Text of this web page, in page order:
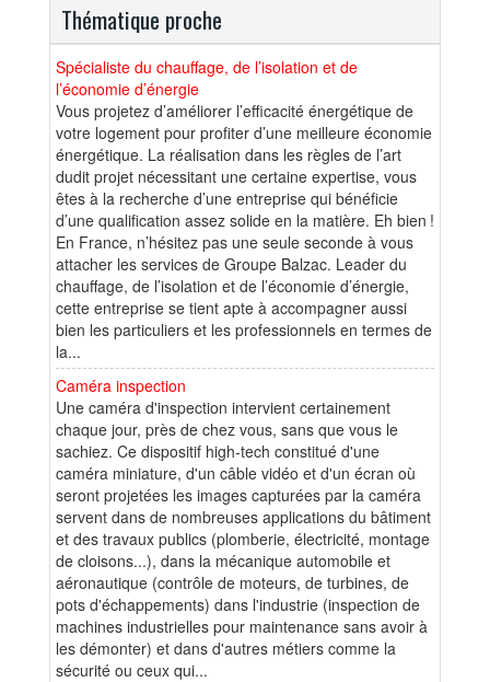
Thématique proche
Spécialiste du chauffage, de l’isolation et de
l’économie d’énergie
Vous projetez d’améliorer l’efficacité énergétique de
votre logement pour profiter d’une meilleure économie
énergétique. La réalisation dans les règles de l’art
dudit projet nécessitant une certaine expertise, vous
êtes à la recherche d’une entreprise qui bénéficie
d’une qualification assez solide en la matière. Eh bien !
En France, n’hésitez pas une seule seconde à vous
attacher les services de Groupe Balzac. Leader du
chauffage, de l’isolation et de l’économie d’énergie,
cette entreprise se tient apte à accompagner aussi
bien les particuliers et les professionnels en termes de
la...
Caméra inspection
Une caméra d'inspection intervient certainement
chaque jour, près de chez vous, sans que vous le
sachiez. Ce dispositif high-tech constitué d'une
caméra miniature, d'un câble vidéo et d'un écran où
seront projetées les images capturées par la caméra
servent dans de nombreuses applications du bâtiment
et des travaux publics (plomberie, électricité, montage
de cloisons...), dans la mécanique automobile et
aéronautique (contrôle de moteurs, de turbines, de
pots d'échappements) dans l'industrie (inspection de
machines industrielles pour maintenance sans avoir à
les démonter) et dans d'autres métiers comme la
sécurité ou ceux qui...